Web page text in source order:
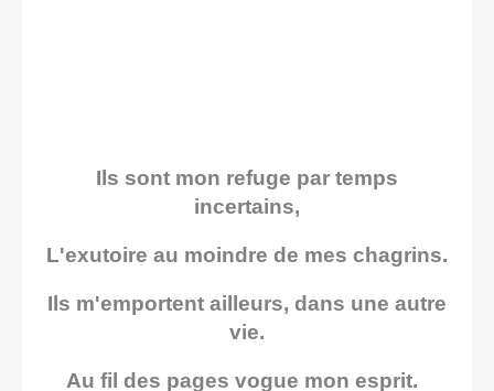
Ils sont mon refuge par temps
incertains,
L'exutoire au moindre de mes chagrins.
Ils m'emportent ailleurs, dans une autre
vie.
Au fil des pages vogue mon esprit.